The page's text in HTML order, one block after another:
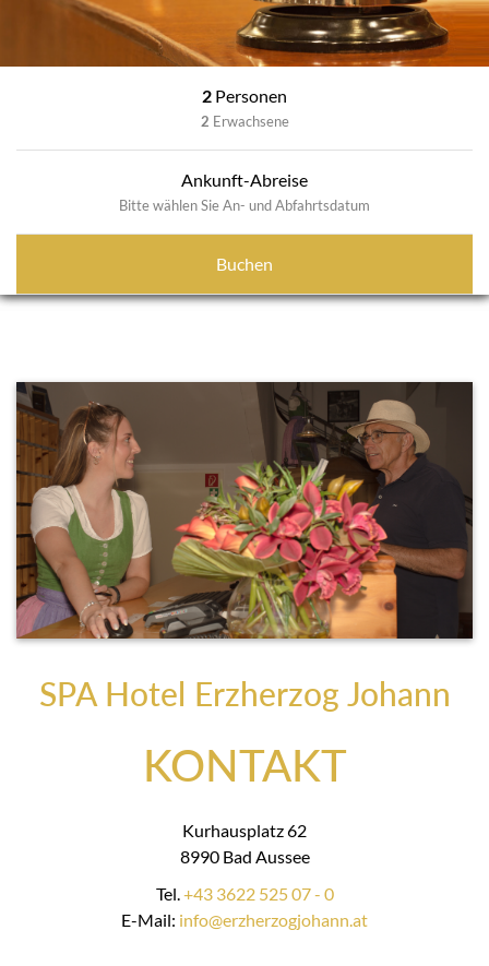
2 Personen
2 Erwachsene
Ankunft-Abreise
Bitte wählen Sie An- und Abfahrtsdatum
Buchen
SPA Hotel Erzherzog Johann
KONTAKT
Kurhausplatz 62
8990 Bad Aussee
Tel.+43 3622 525 07 - 0
E-Mail: info@erzherzogjohann.at